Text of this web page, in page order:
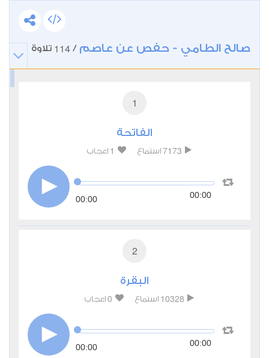
صالح الطامي - حفص عن عاصم /
114 تلاوة
1
الفاتحة
7173 استماع 1 اعجاب
00:00 00:00
2
البقرة
10328 استماع 0 اعجاب
00:00 00:00